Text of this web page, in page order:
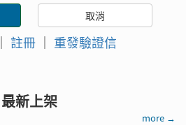
｜ 註冊 ｜ 重發驗證信
最新上架
more →